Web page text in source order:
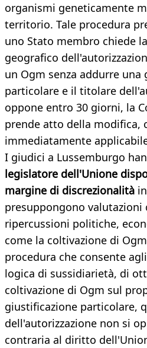
organismi geneticamente
territorio. Tale procedura
uno Stato membro chiede
geografico
un Ogm senza addurre una
particolare e il titolare
oppone entro 30 giorni, la
prende atto della modifica,
immediatamente
I giudici a Lussemburgo
legislatore dell'Unione
margine di discrezionalità
presuppongono valutazioni
ripercussioni politiche,
come la coltivazione di
procedura che consente
logica di sussidiarietà, di
coltivazione di Ogm sul
giustificazione particolare,
dell'autorizzazione non si
contraria al diritto